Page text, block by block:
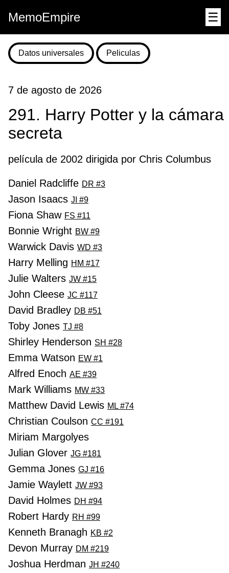
MemoEmpire ☰
Datos universales Peliculas
7 de agosto de 2026
291. Harry Potter y la cámara
secreta
película de 2002 dirigida por Chris Columbus
Daniel Radcliffe DR #3
Jason Isaacs JI #9
Fiona Shaw FS #11
Bonnie Wright BW #9
Warwick Davis WD #3
Harry Melling HM #17
Julie Walters JW #15
John Cleese JC #117
David Bradley DB #51
Toby Jones TJ #8
Shirley Henderson SH #28
Emma Watson EW #1
Alfred Enoch AE #39
Mark Williams MW #33
Matthew David Lewis ML #74
Christian Coulson CC #191
Miriam Margolyes
Julian Glover JG #181
Gemma Jones GJ #16
Jamie Waylett JW #93
David Holmes DH #94
Robert Hardy RH #99
Kenneth Branagh KB #2
Devon Murray DM #219
Joshua Herdman JH #240